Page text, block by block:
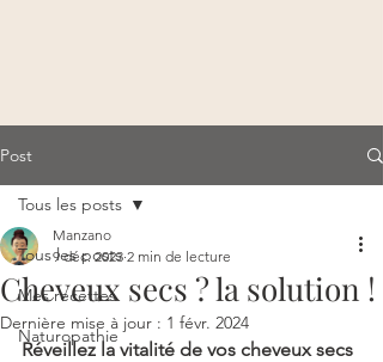
Post
Tous les posts
Mes recettes
Naturopathie
Tous les posts
Cheveux secs ? la solution !
Manzano
9 déc. 2023 2 min de lecture
Dernière mise à jour : 1 févr. 2024
Réveillez la vitalité de vos cheveux secs